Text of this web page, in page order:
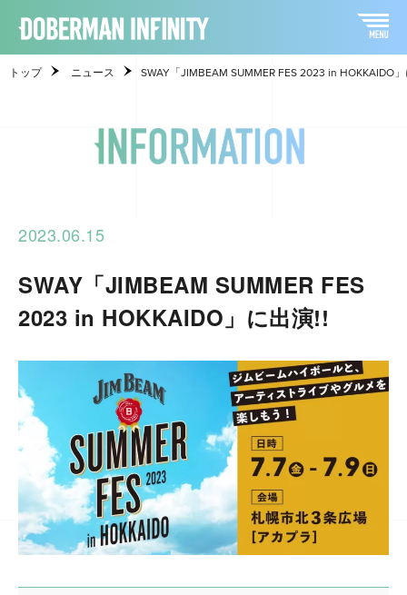
トップ ニュース SWAY「JIMBEAM SUMMER FES 2023 in HOKKAIDO
2023.06.15
SWAY「JIMBEAM SUMMER FES
2023 in HOKKAIDO」に出演!!